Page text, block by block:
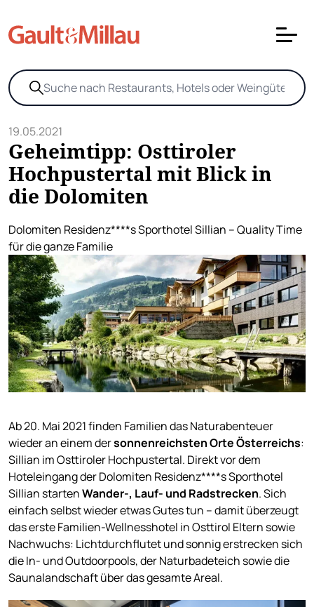
19.05.2021
Geheimtipp: Osttiroler
Hochpustertal mit Blick in
die Dolomiten
Dolomiten Residenz****s Sporthotel Sillian – Quality Time
für die ganze Familie
Ab 20. Mai 2021 finden Familien das Naturabenteuer
wieder an einem dersonnenreichsten Orte Österreichs:
Sillian im Osttiroler Hochpustertal. Direkt vor dem
Hoteleingang der Dolomiten Residenz****s Sporthotel
Sillian startenWander-, Lauf- und Radstrecken. Sich
einfach selbst wieder etwas Gutes tun – damit überzeugt
das erste Familien-Wellnesshotel in Osttirol Eltern sowie
Nachwuchs: Lichtdurchflutet und sonnig erstrecken sich
die In- und Outdoorpools, der Naturbadeteich sowie die
Saunalandschaft über das gesamte Areal.